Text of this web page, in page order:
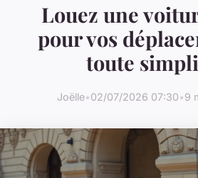
Louez une
pour vos
toute
Joëlle•02/07/2026 07:30•9